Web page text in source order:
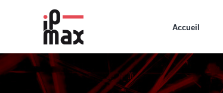
Accueil